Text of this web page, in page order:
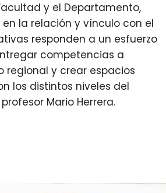
y el Departamento,
la relación y vínculo con el
responden a un esfuerzo
competencias a
regional y crear espacios
los distintos niveles del
Mario Herrera.